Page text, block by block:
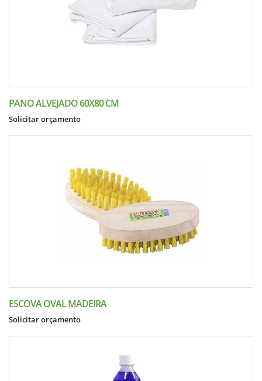
PANO ALVEJADO 60X80 CM
Solicitar orçamento
ESCOVA OVAL MADEIRA
Solicitar orçamento